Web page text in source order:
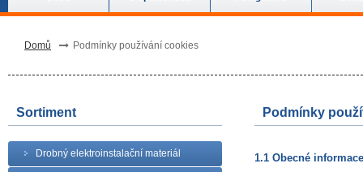
Domů Podmínky používání cookies
Sortiment
Drobný elektroinstalační materiál
Podmínky
1.1 Obecné informace